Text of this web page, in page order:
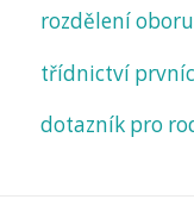
rozdělení
třídnictví
dotazník pro